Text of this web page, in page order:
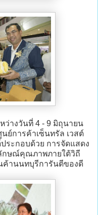
ว่างวันที่ 4 - 9 มิถุนายน
ย์การค้าเซ็นทรัล เวสต์
ระกอบด้วย การจัดแสดง
กษณ์คุณภาพภายใต้วิถี
ค้านนทบุรีการันตีของดี